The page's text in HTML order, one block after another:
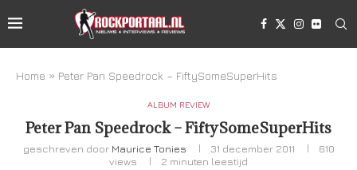
Home » Peter Pan Speedrock – FiftySomeSuperHits
ALBUM REVIEW
Peter Pan Speedrock – FiftySomeSuperHits
geschreven door Maurice Tonies 31 december 2011
610
views
2 minuten leestijd